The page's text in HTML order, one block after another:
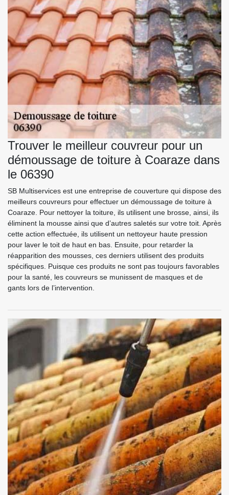
Trouver le meilleur couvreur pour un
démoussage de toiture à Coaraze dans
le 06390
SB Multiservices est une entreprise de couverture qui dispose des
meilleurs couvreurs pour effectuer un démoussage de toiture à
Coaraze. Pour nettoyer la toiture, ils utilisent une brosse, ainsi, ils
éliminent la mousse ainsi que d’autres saletés sur votre toit. Après
cette action effectuée, ils utilisent un nettoyeur haute pression
pour laver le toit de haut en bas. Ensuite, pour retarder la
réapparition des mousses, ces derniers utilisent des produits
spécifiques. Puisque ces produits ne sont pas toujours favorables
pour la santé, les couvreurs se munissent de masques et de
gants lors de l’intervention.